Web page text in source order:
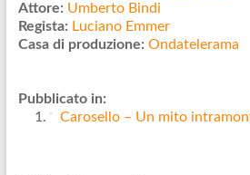
Attore: Umberto Bindi
Regista: Luciano Emmer
Casa di produzione: Ondatelerama
Pubblicato in:
Carosello – Un mito